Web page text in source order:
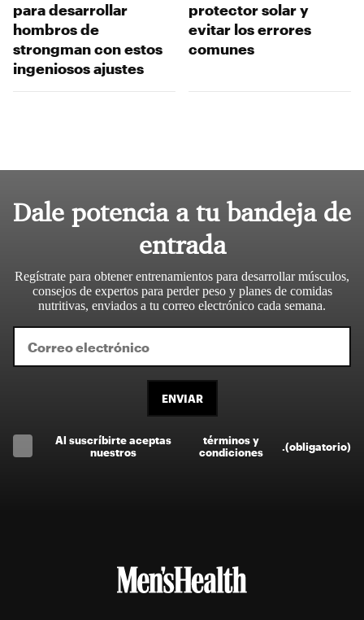
para desarrollar
hombros de
strongman con estos
ingeniosos ajustes
protector solar y
evitar los errores
comunes
Dale potencia a tu bandeja de
entrada
Regístrate para obtener entrenamientos para desarrollar músculos,
consejos de expertos para perder peso y planes de comidas
nutritivas, enviados a tu correo electrónico cada semana.
ENVIAR
Al suscríbirte aceptas
nuestros
términos y
condiciones
(obligatorio)